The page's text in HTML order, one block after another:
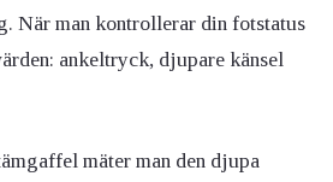
När man kontrollerar din fotstatus
ankeltryck, djupare känsel
mäter man den djupa